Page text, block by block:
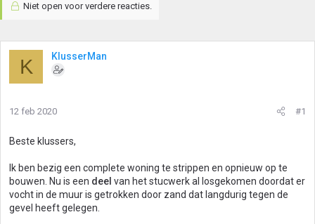
Niet open voor verdere reacties.
K KlusserMan
12 feb 2020 #1
Beste klussers,
Ik ben bezig een complete woning te strippen en opnieuw op te
bouwen. Nu is een deel van het stucwerk al losgekomen doordat er
vocht in de muur is getrokken door zand dat langdurig tegen de
gevel heeft gelegen.